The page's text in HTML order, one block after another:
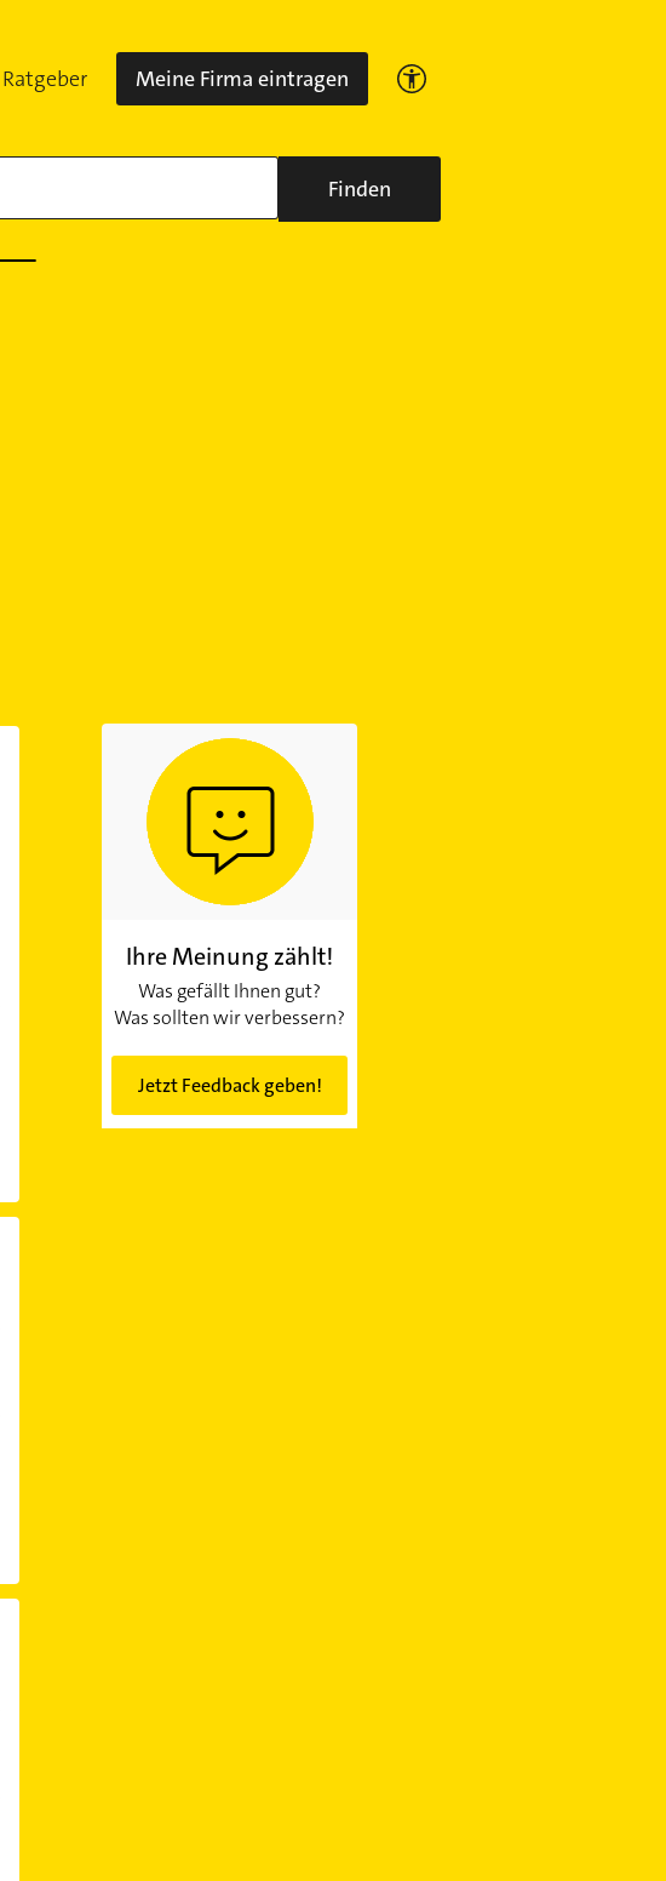
Ratgeber Meine Firma eintragen
Finden
Ihre Meinung zählt!
Was gefällt Ihnen gut?
Was sollten wir verbessern?
Jetzt Feedback geben!